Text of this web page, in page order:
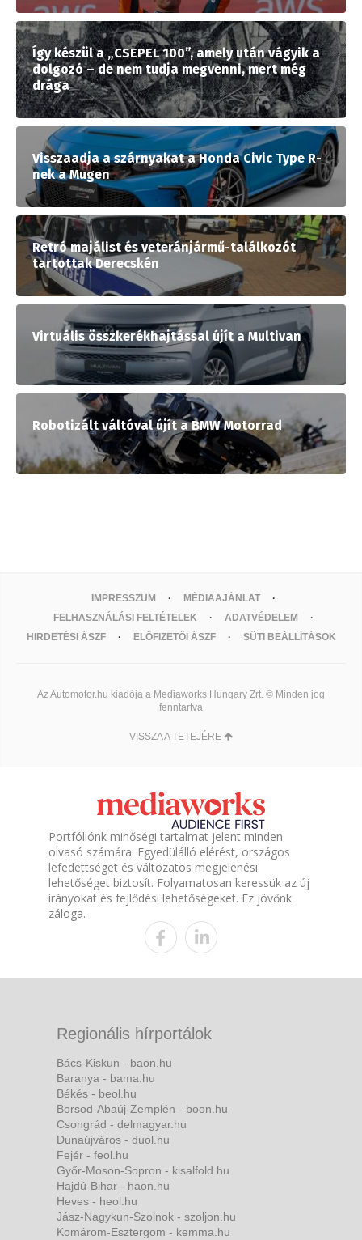
Így készül a „CSEPEL 100”, amely után vágyik a
dolgozó – de nem tudja megvenni, mert még
drága
Visszaadja a szárnyakat a Honda Civic Type R-
nek a Mugen
Retró majálist és veteránjármű-találkozót
tartottak Derecskén
Virtuális összkerékhajtással újít a Multivan
Robotizált váltóval újít a BMW Motorrad
IMPRESSZUM
MÉDIAAJÁNLAT
FELHASZNÁLÁSI FELTÉTELEK
ADATVÉDELEM
HIRDETÉSI ÁSZF
ELŐFIZETŐI ÁSZF SÜTI BEÁLLÍTÁSOK
Az Automotor.hu kiadója a Mediaworks Hungary Zrt. © Minden jog
fenntartva
VISSZA A TETEJÉRE
Portfóliónk minőségi tartalmat jelent minden
olvasó számára. Egyedülálló elérést, országos
lefedettséget és változatos megjelenési
lehetőséget biztosít. Folyamatosan keressük az új
irányokat és fejlődési lehetőségeket. Ez jövőnk
záloga.
Regionális hírportálok
Bács-Kiskun - baon.hu
Baranya - bama.hu
Békés - beol.hu
Borsod-Abaúj-Zemplén - boon.hu
Csongrád - delmagyar.hu
Dunaújváros - duol.hu
Fejér - feol.hu
Győr-Moson-Sopron - kisalfold.hu
Hajdú-Bihar - haon.hu
Heves - heol.hu
Jász-Nagykun-Szolnok - szoljon.hu
Komárom-Esztergom - kemma.hu